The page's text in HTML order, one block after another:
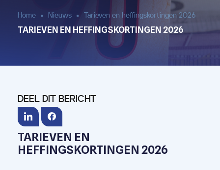
Home Nieuws Tarieven en heffingskortingen 2026
TARIEVEN EN HEFFINGSKORTINGEN 2026
TARIEVEN EN
HEFFINGSKORTINGEN 2026
DEEL DIT BERICHT
Aangifte & fiscaal advies